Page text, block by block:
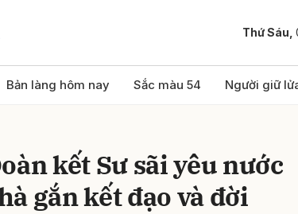
Thứ Sáu,
Bản làng hôm nay Sắc màu 54 Người giữ
kết Sư sãi yêu nước
gắn kết đạo và đời
luận